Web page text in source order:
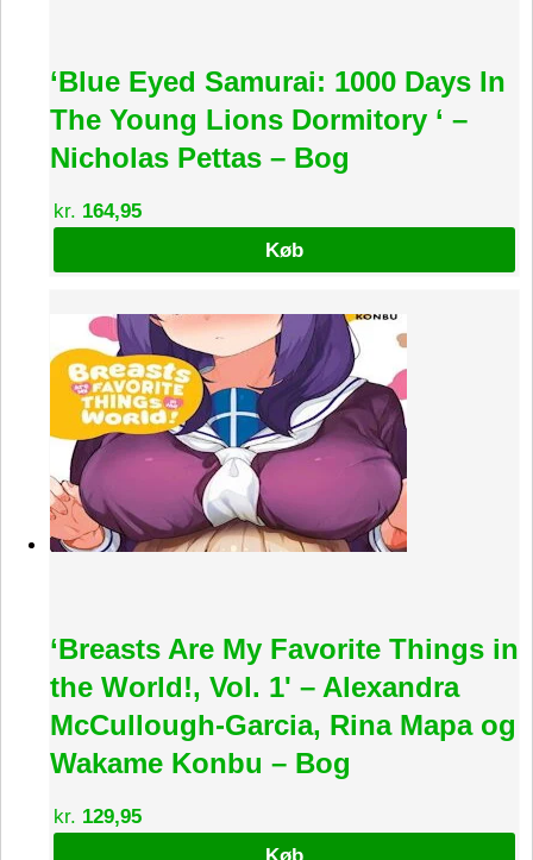
‘Blue Eyed Samurai: 1000 Days In
The Young Lions Dormitory ‘ –
Nicholas Pettas – Bog
kr. 164,95
Køb
‘Breasts Are My Favorite Things in
the World!, Vol. 1' – Alexandra
McCullough-Garcia, Rina Mapa og
Wakame Konbu – Bog
kr. 129,95
Køb